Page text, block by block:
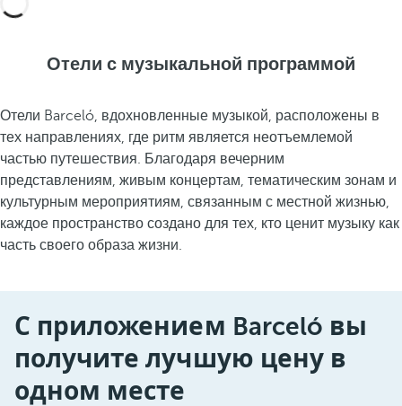
Отели с музыкальной программой
Отели Barceló, вдохновленные музыкой, расположены в
тех направлениях, где ритм является неотъемлемой
частью путешествия. Благодаря вечерним
представлениям, живым концертам, тематическим зонам и
культурным мероприятиям, связанным с местной жизнью,
каждое пространство создано для тех, кто ценит музыку как
часть своего образа жизни.
С приложением Barceló вы
получите лучшую цену в
одном месте